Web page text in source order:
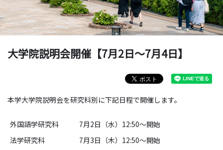
大学院説明会開催【7月2日～7月4日】
本学大学院説明会を研究科別に下記日程で開催します。
外国語学研究科
7月2日（水）12:50～開始
法学研究科
7月3日（木）12:50～開始